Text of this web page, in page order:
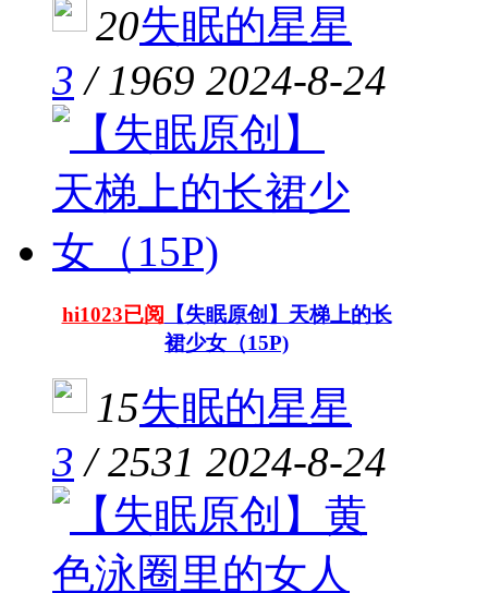
20失眠的星星
3 / 1969 2024-8-24
hi1023已阅
【失眠原创】天梯上的长
裙少女（15P)
15失眠的星星
3 /2531 2024-8-24